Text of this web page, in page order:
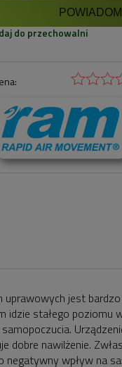
do przechowalni
jest
stałego poziomu
dobre nawilżenie.
wpływ na